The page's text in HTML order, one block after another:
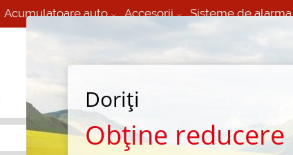
Acumulatoare auto Accesorii Sisteme de
Vulcanizare Mobila 24/7 non
Doriți
Obține reducere